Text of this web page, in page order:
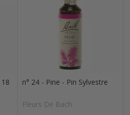
n° 24 - Pine - Pin Sylvestre
Fleurs De Bach